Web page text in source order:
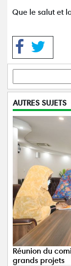
Que le salut et
AUTRES SUJETS
Réunion du
grands projets